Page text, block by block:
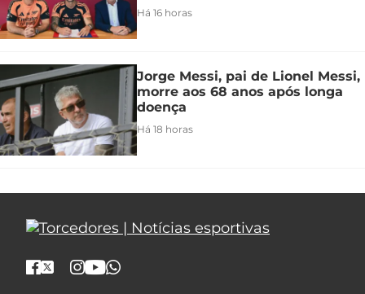
Há 16 horas
Jorge Messi, pai de Lionel Messi,
morre aos 68 anos após longa
doença
Há 18 horas